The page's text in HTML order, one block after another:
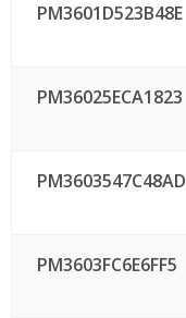
PM3601D523B48E
PM36025ECA1823
PM3603547C48AD
PM3603FC6E6FF5